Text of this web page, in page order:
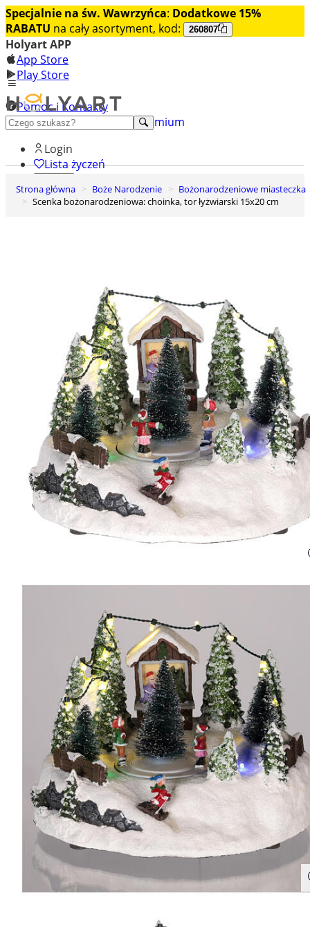
Specjalnie na św. Wawrzyńca: Dodatkowe 15%
RABATU na cały asortyment, kod: 260807
Holyart APP
App Store
Play Store
Pomoc i Kontakty
+48 222 922 860
Odkryj premium
Login
Lista życzeń
0
Koszyk
Strona główna Boże Narodzenie
Bożonarodzeniowe miasteczka
Scenka bożonarodzeniowa: choinka, tor łyżwiarski 15x20 cm